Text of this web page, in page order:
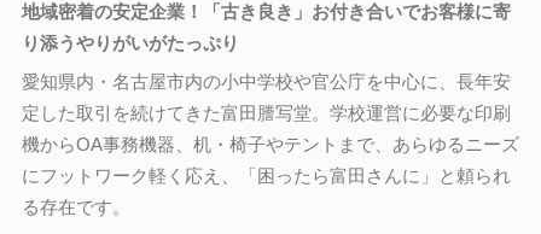
地域密着の安定企業！「古き良き」お付き合いでお客様に寄
り添うやりがいがたっぷり
愛知県内・名古屋市内の小中学校や官公庁を中心に、長年安
定した取引を続けてきた富田謄写堂。学校運営に必要な印刷
機からOA事務機器、机・椅子やテントまで、あらゆるニーズ
にフットワーク軽く応え、「困ったら富田さんに」と頼られ
る存在です。